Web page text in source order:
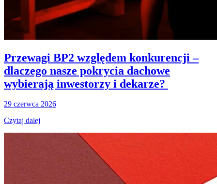
Przewagi BP2 względem konkurencji –
dlaczego nasze pokrycia dachowe
wybierają inwestorzy i dekarze?
29 czerwca 2026
Czytaj dalej